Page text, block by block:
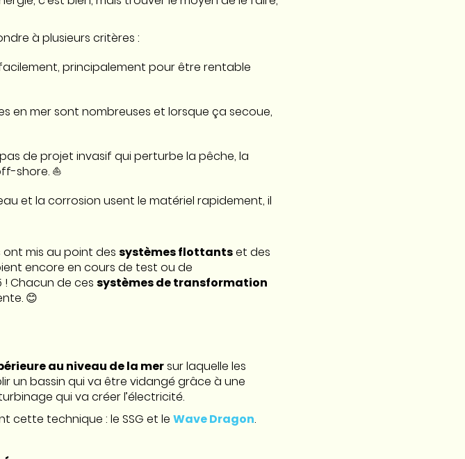
à plusieurs critères :
principalement pour être rentable
en mer sont nombreuses et lorsque ça secoue,
de projet invasif qui perturbe la pêche, la
shore. ⛵️
et la corrosion usent le matériel rapidement, il
mis au point des systèmes flottantset des
encore en cours de test ou de
Chacun de ces systèmes de transformation
😊
au niveau de la mersur laquelle les
un bassin qui va être vidangé grâce à une
qui va créer l’électricité.
cette technique : le SSG et le Wave Dragon.